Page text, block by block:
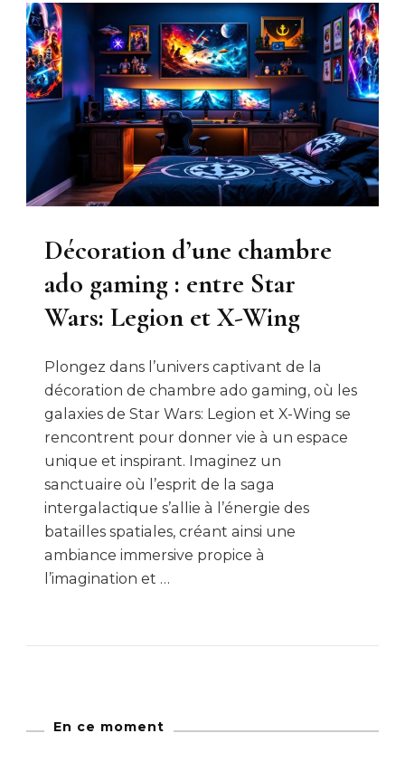
Décoration d’une chambre
ado gaming : entre Star
Wars: Legion et X-Wing
Plongez dans l’univers captivant de la
décoration de chambre ado gaming, où les
galaxies de Star Wars: Legion et X-Wing se
rencontrent pour donner vie à un espace
unique et inspirant. Imaginez un
sanctuaire où l’esprit de la saga
intergalactique s’allie à l’énergie des
batailles spatiales, créant ainsi une
ambiance immersive propice à
l’imagination et …
En ce moment